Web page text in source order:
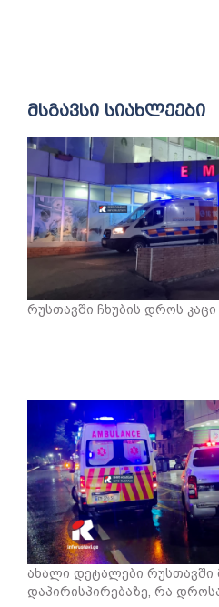
მსგავსი სიახლეები
რუსთავში ჩხუბის დროს კაცი
ახალი დეტალები რუსთავში
დაპირისპირებაზე, რა